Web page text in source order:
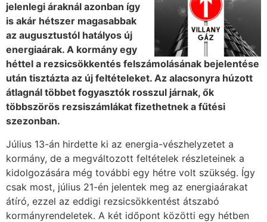
jelenlegi áraknál azonban így
is akár hétszer magasabbak
az augusztustól hatályos új
energiaárak. A kormány egy
héttel a rezsicsökkentés felszámolásának bejelentése
után tisztázta az új feltételeket. Az alacsonyra húzott
átlagnál többet fogyasztók rosszul járnak, ők
többszörös rezsiszámlákat fizethetnek a fűtési
szezonban.
Július 13-án hirdette ki az energia-vészhelyzetet a
kormány, de a megváltozott feltételek részleteinek a
kidolgozására még további egy hétre volt szükség. Így
csak most, július 21-én jelentek meg az energiaárakat
átíró, ezzel az eddigi rezsicsökkentést átszabó
kormányrendeletek. A két időpont közötti egy hétben